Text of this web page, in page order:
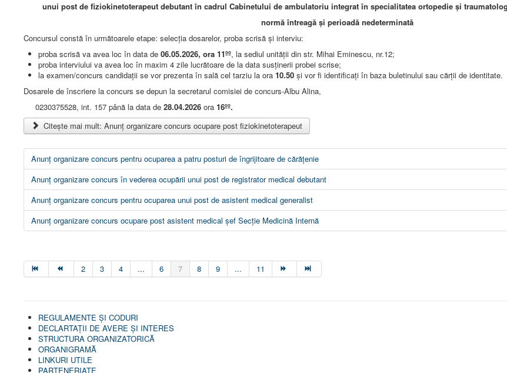
unui post de fiziokinetoterapeut debutant în cadrul Cabinetului de ambulatoriu integrat în specialitatea ortopedie și
normă întreagă și perioadă nedeterminată
Concursul constă în următoarele etape: selecţia dosarelor, proba scrisă şi interviu:
proba scrisă va avea loc în data de 06.05.2026, ora 11ºº, la sediul unităţii din str. Mihai Eminescu, nr.12;
proba interviului va avea loc în maxim 4 zile lucrătoare de la data susţinerii probei scrise;
la examen/concurs candidaţii se vor prezenta în sală cel tarziu la ora 10.50 şi vor fi identificaţi în baza buletinului sau cărţii de identitate.
Dosarele de înscriere la concurs se depun la secretarul comisiei de concurs-Albu Alina,
0230375528, int. 157 până la data de 28.04.2026 ora 16ºº.
Citește mai mult: Anunț organizare concurs ocupare post fiziokinetoterapeut
Anunț organizare concurs pentru ocuparea a patru posturi de îngrijitoare de cărățenie
Anunț organizare concurs în vederea ocupării unui post de registrator medical debutant
Anunț organizare concurs pentru ocuparea unui post de asistent medical generalist
Anunț organizare concurs ocupare post asistent medical șef Secție Medicină Internă
2 3 4 ... 6 7 8 9 ... 11
REGULAMENTE ŞI CODURI
DECLARTAŢII DE AVERE ȘI INTERES
STRUCTURA ORGANIZATORICĂ
ORGANIGRAMĂ
LINKURI UTILE
PARTENERIATE